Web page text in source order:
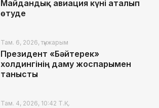
Майдандық авиация күні аталып
өтуде
Там. 6, 2026, түнжарым
Президент «Бәйтерек»
холдингінің даму жоспарымен
танысты
Там. 4, 2026, 10:42 Т.Қ.